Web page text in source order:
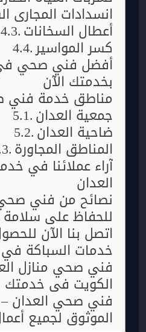
انسدادات المجاري
أعطال السخانات
كسر المواسير
أفضل فني صحي
بخدمتك الآن
مناطق خدمة فني
جمعية العدان
ضاحية العدان
المناطق المجاورة
آراء عملائنا في
العدان
نصائح من فني
للحفاظ على سلامة
اتصل بنا الآن
خدمات السباكة في
فني صحي منازل
الكويت في خدمتك
فني صحي العدان
الموثوق لجميع